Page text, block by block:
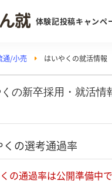
体験記投稿キャンペ
Post
投稿
ラン
注目
動画で
通/小売 はいやくの就活情報
の新卒採用・就活情
くの選考通過率
の通過率は公開準備中